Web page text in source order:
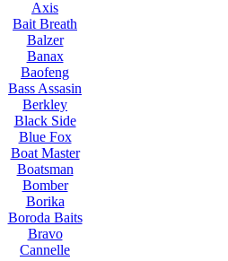
Axis
Bait Breath
Balzer
Banax
Baofeng
Bass Assasin
Berkley
Black Side
Blue Fox
Boat Master
Boatsman
Bomber
Borika
Boroda Baits
Bravo
Cannelle